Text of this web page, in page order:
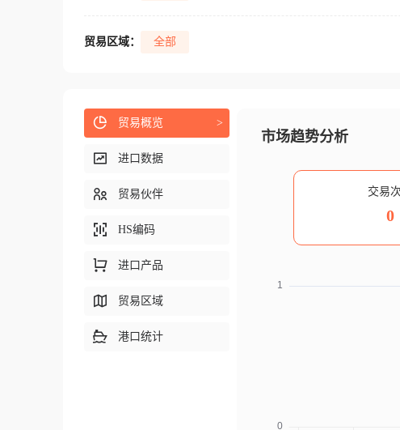
贸易区域： 全部
市场趋势分析
交易
0
贸易概览 >
进口数据
贸易伙伴
HS编码
进口产品
贸易区域
港口统计